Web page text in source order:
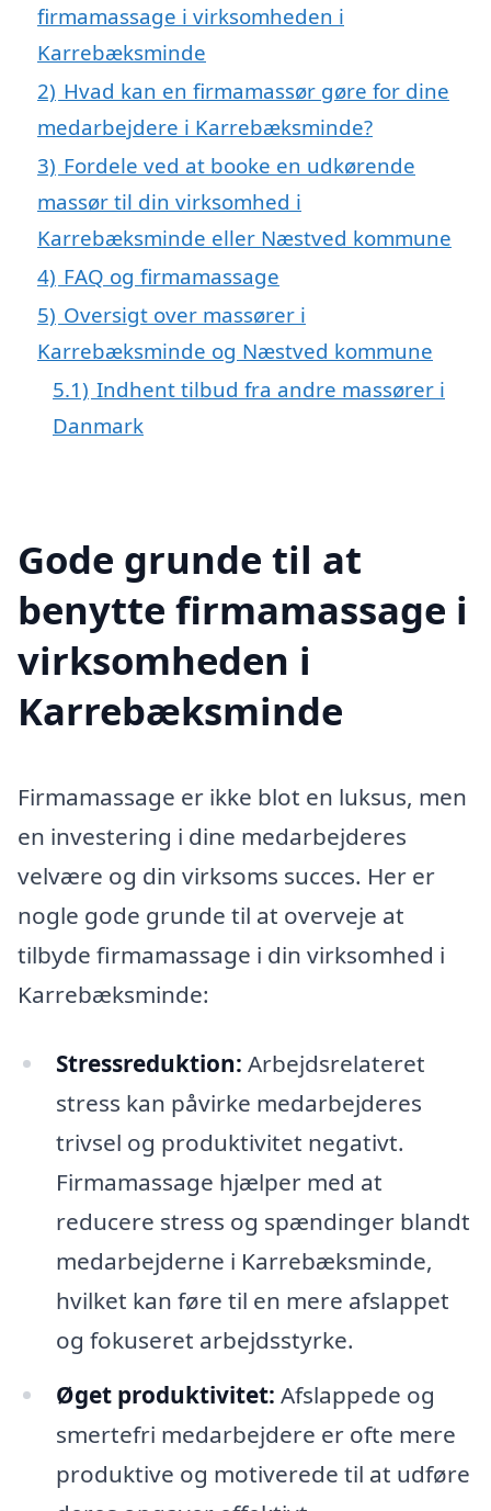
firmamassage i virksomheden i
Karrebæksminde
2) Hvad kan en firmamassør gøre for dine
medarbejdere i Karrebæksminde?
3) Fordele ved at booke en udkørende
massør til din virksomhed i
Karrebæksminde eller Næstved kommune
4) FAQ og firmamassage
5) Oversigt over massører i
Karrebæksminde og Næstved kommune
5.1) Indhent tilbud fra andre massører i
Danmark
Gode grunde til at
benytte firmamassage i
virksomheden i
Karrebæksminde
Firmamassage er ikke blot en luksus, men
en investering i dine medarbejderes
velvære og din virksoms succes. Her er
nogle gode grunde til at overveje at
tilbyde firmamassage i din virksomhed i
Karrebæksminde:
Stressreduktion: Arbejdsrelateret
stress kan påvirke medarbejderes
trivsel og produktivitet negativt.
Firmamassage hjælper med at
reducere stress og spændinger blandt
medarbejderne i Karrebæksminde,
hvilket kan føre til en mere afslappet
og fokuseret arbejdsstyrke.
Øget produktivitet: Afslappede og
smertefri medarbejdere er ofte mere
produktive og motiverede til at udføre